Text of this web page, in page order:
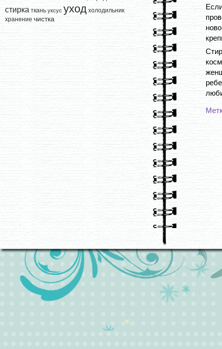
стирка ткань уксус уход холодильник
хранение чистка